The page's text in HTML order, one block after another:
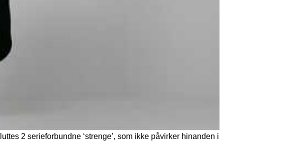
2 serieforbundne ‘strenge’, som ikke påvirker hinanden i